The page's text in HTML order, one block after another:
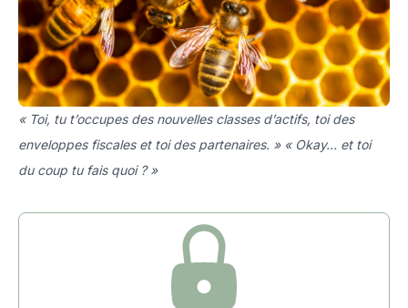
« Toi, tu t’occupes des nouvelles classes d’actifs, toi des
enveloppes fiscales et toi des partenaires. » « Okay… et toi
du coup tu fais quoi ? »